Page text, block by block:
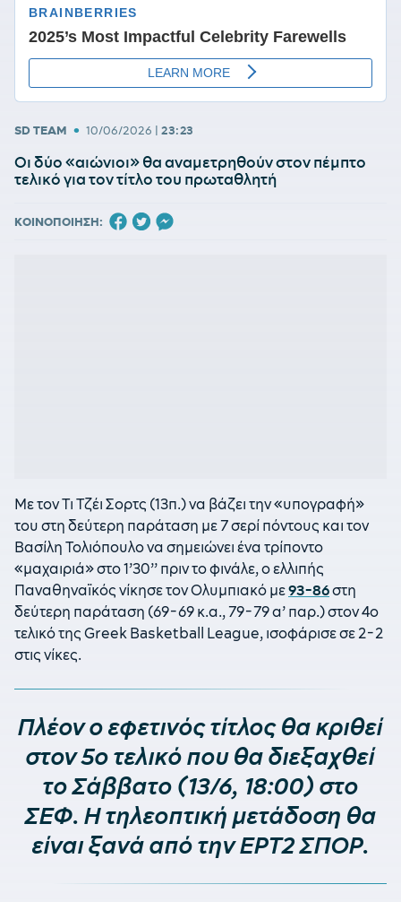
SD TEAM • 10/06/2026 | 23:23
Οι δύο «αιώνιοι» θα αναμετρηθούν στον πέμπτο
τελικό για τον τίτλο του πρωταθλητή
ΚΟΙΝΟΠΟΙΗΣΗ:
Με τον Τι Τζέι Σορτς (13π.) να βάζει την «υπογραφή»
του στη δεύτερη παράταση με 7 σερί πόντους και τον
Βασίλη Τολιόπουλο να σημειώνει ένα τρίποντο
«μαχαιριά» στο 1’30’’ πριν το φινάλε, ο ελλιπής
Παναθηναϊκός νίκησε τον Ολυμπιακό με93-86στη
δεύτερη παράταση (69-69 κ.α., 79-79 α’ παρ.) στον 4ο
τελικό της Greek Basketball League, ισοφάρισε σε 2-2
στις νίκες.
Πλέον ο εφετινός τίτλος θα κριθεί
στον 5ο τελικό που θα διεξαχθεί
το Σάββατο (13/6, 18:00) στο
ΣΕΦ. Η τηλεοπτική μετάδοση θα
είναι ξανά από την ΕΡΤ2 ΣΠΟΡ.